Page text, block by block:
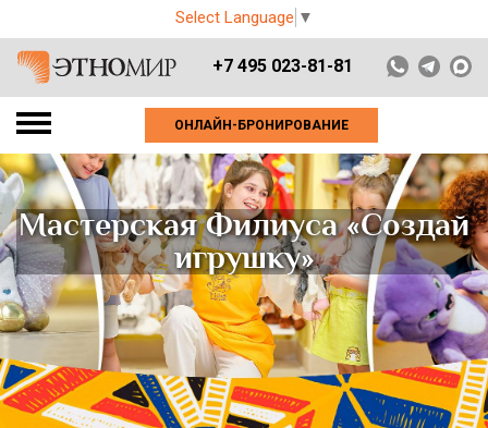
Select Language ▼
+7 495 023-81-81
ОНЛАЙН-БРОНИРОВАНИЕ
Мастерская Филиуса «Создай
игрушку»